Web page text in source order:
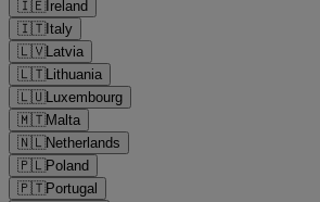
🇮🇪Ireland
🇮🇹Italy
🇱🇻Latvia
🇱🇹Lithuania
🇱🇺Luxembourg
🇲🇹Malta
🇳🇱Netherlands
🇵🇱Poland
🇵🇹Portugal